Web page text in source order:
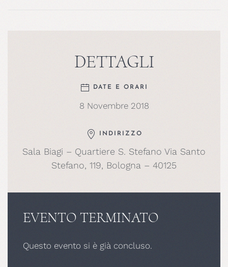
DETTAGLI
DATE E ORARI
8 Novembre 2018
INDIRIZZO
Sala Biagi – Quartiere S. Stefano Via Santo
Stefano, 119, Bologna – 40125
EVENTO TERMINATO
Questo evento si è già concluso.